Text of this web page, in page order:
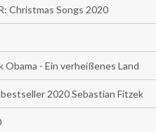
Christmas Songs 2020
Obama - Ein verheißenes Land
2020 Sebastian Fitzek